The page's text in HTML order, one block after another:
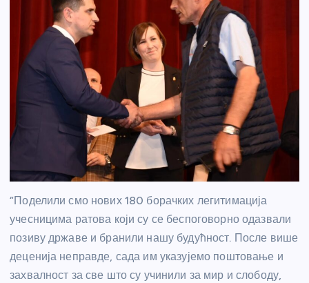
“Поделили смо нових 180 борачких легитимација
учесницима ратова који су се беспоговорно одазвали
позиву државе и бранили нашу будућност. После више
деценија неправде, сада им указујемо поштовање и
захвалност за све што су учинили за мир и слободу,